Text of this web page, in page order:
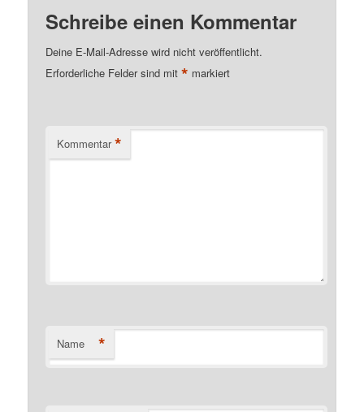
Schreibe einen Kommentar
Deine E-Mail-Adresse wird nicht veröffentlicht.
Erforderliche Felder sind mit* markiert
Kommentar *
Name *